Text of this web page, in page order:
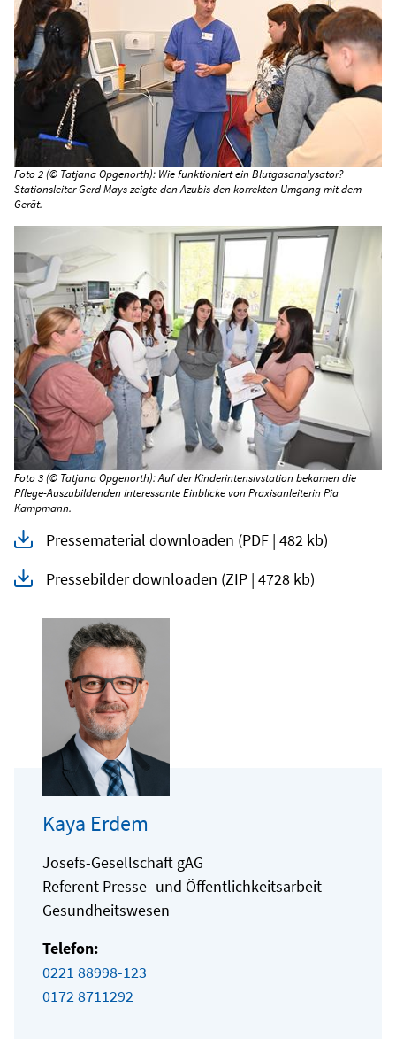
Kaya Erdem
Josefs-Gesellschaft gAG
Referent Presse- und Öffentlichkeitsarbeit
Gesundheitswesen
Telefon:
0221 88998-123
0172 8711292
Foto 2 (© Tatjana Opgenorth): Wie funktioniert ein Blutgasanalysator?
Stationsleiter Gerd Mays zeigte den Azubis den korrekten Umgang mit dem
Gerät.
Foto 3 (© Tatjana Opgenorth): Auf der Kinderintensivstation bekamen die
Pflege-Auszubildenden interessante Einblicke von Praxisanleiterin Pia
Kampmann.
Pressematerial downloaden (PDF | 482 kb)
Pressebilder downloaden (ZIP | 4728 kb)